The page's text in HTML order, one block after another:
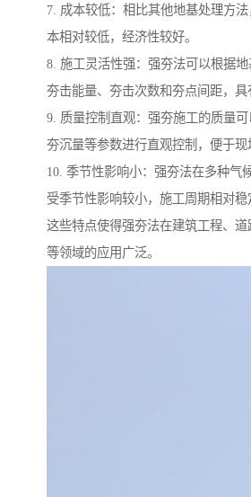
7. 成本较低：相比其他地基处理方
本相对较低，经济性较好。
8. 施工灵活性强：强夯法可以根据
夯击能量、夯击次数和夯点间距，具
9. 质量控制直观：强夯施工的质量可
夯沉量等参数进行直观控制，便于现
10. 季节性影响小：强夯法在多种气
受季节性影响较小，施工周期相对稳
这些特点使得强夯法在建筑工程、
等领域的应用广泛。